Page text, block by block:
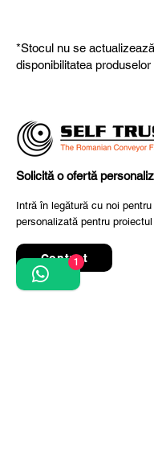
fiabilitate și
*Stocul nu se
disponibilitatea produselor
Solicită o ofertă
Intră în legătură cu noi
personalizată pentru
Contact
1